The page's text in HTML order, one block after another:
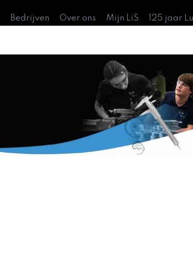
Bedrijven Over ons Mijn LiS 125 jaar